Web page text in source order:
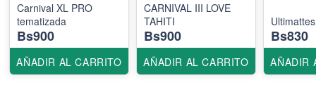
Carnival XL PRO
tematizada
Bs900
AÑADIR AL CARRITO
CARNIVAL III LOVE
TAHITI
Bs900
AÑADIR AL CARRITO
Bs830
AÑADIR